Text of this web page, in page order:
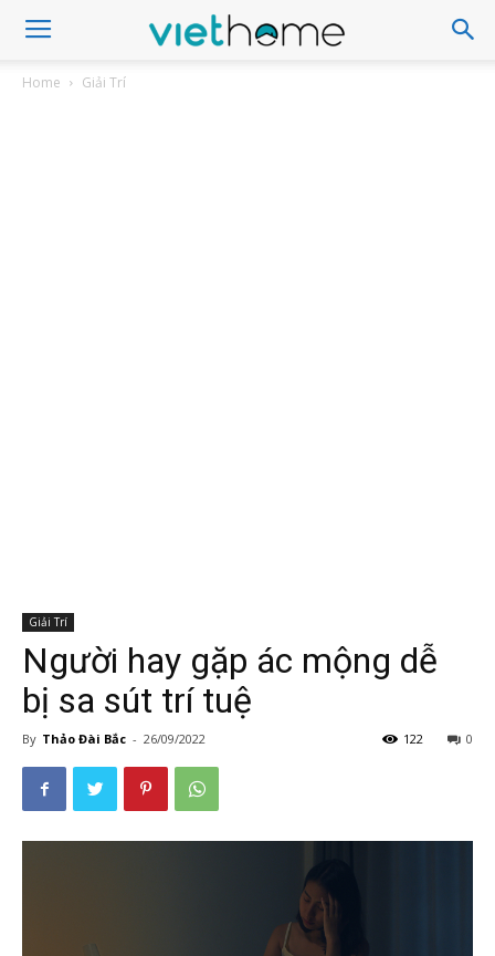
Home Giải Trí
Giải Trí
Người hay gặp ác mộng dễ
bị sa sút trí tuệ
By Thảo Đài Bắc - 26/09/2022 0
122